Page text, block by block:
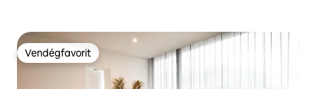
Vendégfavorit
Vendégfavorit